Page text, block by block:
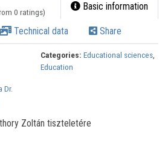
0 ratings) Basic information
Technical data Share
Categories: Educational sciences,
Education
Dr.
Zoltán tiszteletére